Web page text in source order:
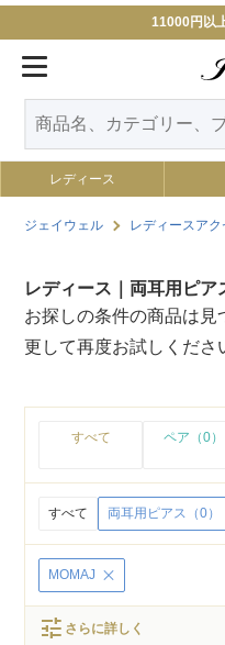
11000円以
レディース
ジェイウェル レディースアク
レディース｜両耳用ピア
お探しの条件の商品は
更して再度お試しくださ
すべて ペア（0）
すべて 両耳用ピアス（0）
MOMAJ
tune さらに詳しく